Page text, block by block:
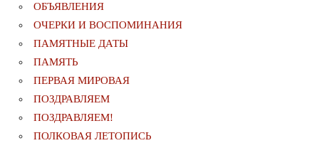
ОБЪЯВЛЕНИЯ
ОЧЕРКИ И ВОСПОМИНАНИЯ
ПАМЯТНЫЕ ДАТЫ
ПАМЯТЬ
ПЕРВАЯ МИРОВАЯ
ПОЗДРАВЛЯЕМ
ПОЗДРАВЛЯЕМ!
ПОЛКОВАЯ ЛЕТОПИСЬ